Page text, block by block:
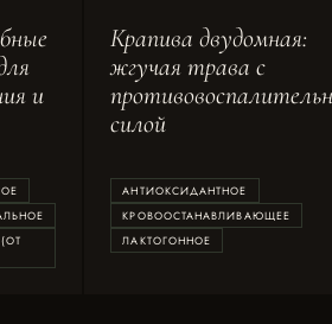
и
Крапива двудомная:
жгучая трава с
силой
АНТИОКСИДАНТНОЕ
КРОВООСТАНАВЛИВАЮЩЕЕ
ЛАКТОГОННОЕ